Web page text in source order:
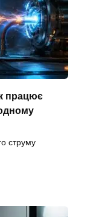
працює
струму